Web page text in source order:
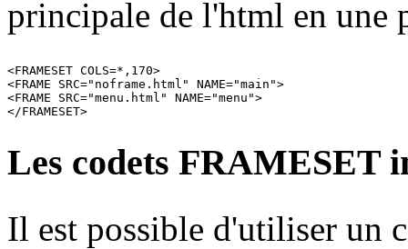
principale de l'html en une
<FRAMESET COLS=*,170>
<FRAME SRC="noframe.html" NAME="main">
<FRAME SRC="menu.html" NAME="menu">
Les codets
Il est possible d'utiliser